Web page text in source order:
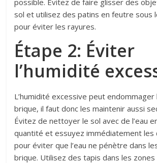
sol et utilisez des patins en feutre sous
pour éviter les rayures.
Étape 2: Éviter
l’humidité
L’humidité excessive peut endommager
brique, il faut donc les maintenir aussi
Évitez de nettoyer le sol avec de l’eau
quantité et essuyez immédiatement
pour éviter que l’eau ne pénètre dans
brique. Utilisez des tapis dans les